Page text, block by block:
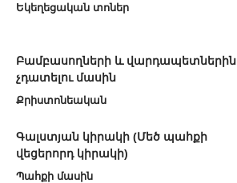
Եկեղեցական տոներ
Բամբասողների և վարդապետներին
չդատելու մասին
Քրիստոնեական
Գալստյան կիրակի (Մեծ պահքի
վեցերորդ կիրակի)
Պահքի մասին